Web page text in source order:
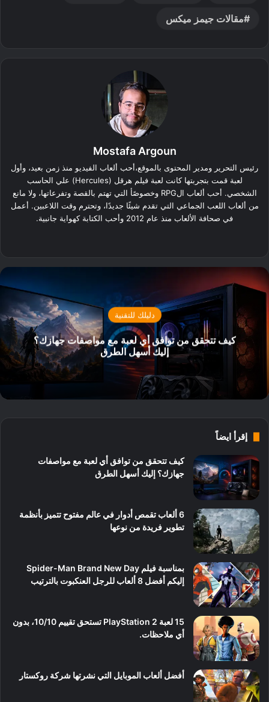
مقالات جيمز ميكس
Mostafa Argoun
رئيس التحرير ومدير المحتوى بالموقع،أحب ألعاب الفيديو منذ زمن بعيد، وأول
لعبة قمت بتجربتها كانت لعبة فيلم هرقل (Hercules) علي الحاسب
الشخصي. أحب ألعاب الRPG وخصوصًأ التي تهتم بالقصة وتفرعاتها، ولا مانع
من ألعاب اللعب الجماعي التي تقدم شيئًا جديدًا، وتحترم وقت اللاعبين. أعمل
في صحافة الألعاب منذ عام 2012 وأحب الكتابة كهواية جانبية.
دليلك للتقنية
كيف تتحقق من توافق أي لعبة مع مواصفات جهازك؟
إليك أسهل الطرق
إقرأ ايضاً
كيف تتحقق من توافق أي لعبة مع مواصفات
جهازك؟ إليك أسهل الطرق
6 ألعاب تقمص أدوار في عالم مفتوح تتميز بأنظمة
تطوير فريدة من نوعها
بمناسبة فيلم Spider-Man Brand New Day
إليكم أفضل 8 ألعاب للرجل العنكبوت بالترتيب
15 لعبة PlayStation 2 تستحق تقييم 10/10، بدون
أي ملاحظات.
أفضل ألعاب الموبايل التي نشرتها شركة روكستار